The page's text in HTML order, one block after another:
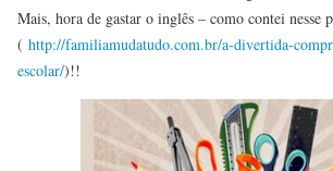
Mais, hora de gastar o inglês – como contei nesse
( http://familiamudatudo.com.br/a-divertida-
escolar/)!!